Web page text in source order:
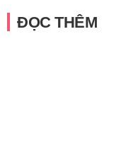
ĐỌC THÊM